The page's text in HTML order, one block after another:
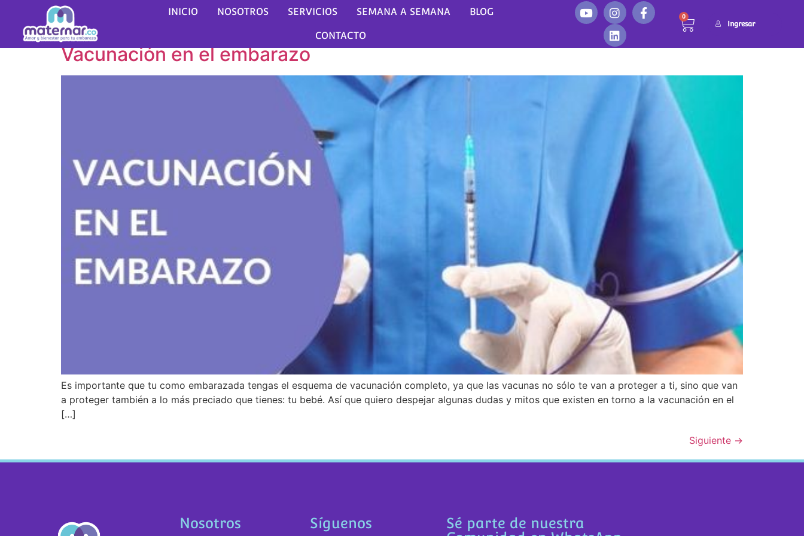
INICIO NOSOTROS SERVICIOS SEMANA A SEMANA BLOG
CONTACTO
0
Ingresar
Etiqueta:vacunas en el embarazo
Vacunación en el embarazo
Es importante que tu como embarazada tengas el esquema de vacunación completo, ya que las vacunas no sólo te van a proteger a ti, sino que van
a proteger también a lo más preciado que tienes: tu bebé. Así que quiero despejar algunas dudas y mitos que existen en torno a la vacunación en el
[…]
Siguiente →
Nosotros Síguenos
Sé parte de nuestra